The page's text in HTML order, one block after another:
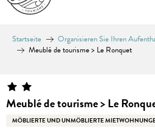
Startseite Organisieren Sie Ihren
Meublé de tourisme > Le Ronquet
Meublé de tourisme > Le
MÖBLIERTE UND UNMÖBLIERTE